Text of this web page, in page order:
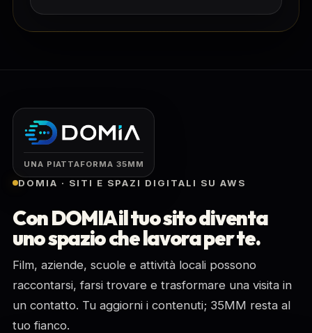
UNA PIATTAFORMA 35MM
DOMIA · SITI E SPAZI DIGITALI SU AWS
Con DOMIA il tuo sito diventa
uno spazio che lavora per te.
Film, aziende, scuole e attività locali possono
raccontarsi, farsi trovare e trasformare una visita in
un contatto. Tu aggiorni i contenuti; 35MM resta al
tuo fianco.